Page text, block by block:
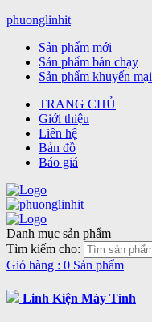
phuonglinhit
Sản phẩm mới
Sản phẩm bán chạy
Sản phẩm khuyến mại
TRANG CHỦ
Giới thiệu
Liên hệ
Bản đồ
Báo giá
Danh mục sản phẩm
Tìm kiếm cho:
Giỏ hàng : 0 Sản phẩm
Linh Kiện Máy Tính